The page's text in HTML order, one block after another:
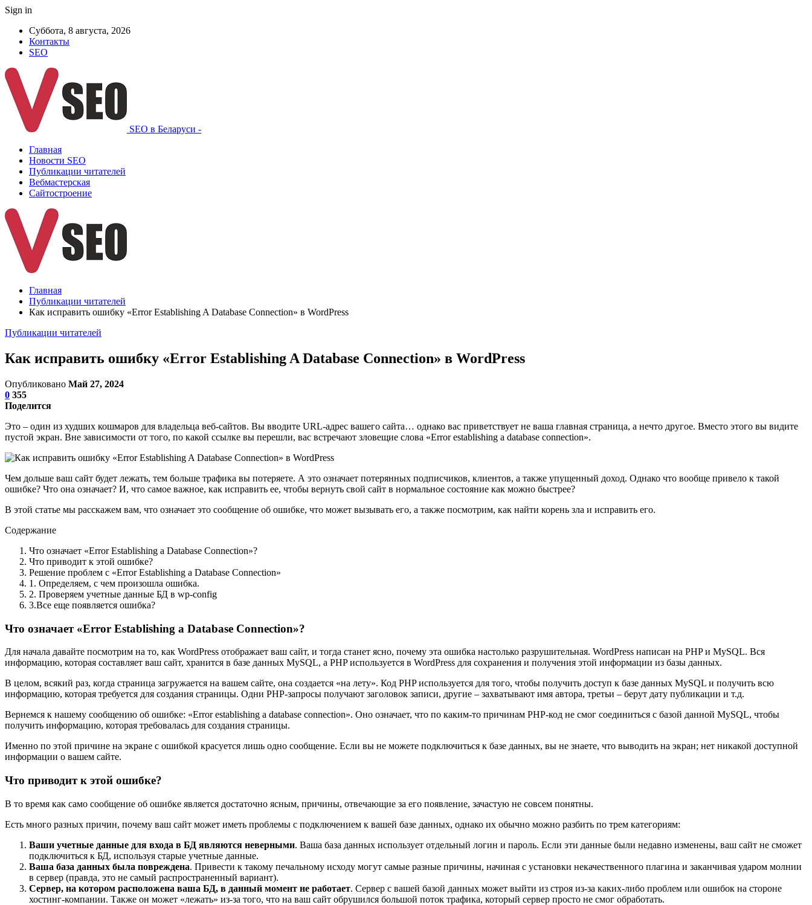
Sign in
Суббота, 8 августа, 2026
Контакты
SEO
SEO в Беларуси -
Главная
Новости SEO
Публикации читателей
Вебмастерская
Сайтостроение
Главная
Публикации читателей
Как исправить ошибку «Error Establishing A Database Connection» в WordPress
Публикации читателей
Как исправить ошибку «Error Establishing A Database Connection» в WordPress
Опубликовано Май 27, 2024
0 355
Поделится
Это – один из худших кошмаров для владельца веб-сайтов. Вы вводите URL-адрес вашего сайта… однако вас приветствует не ваша главная страница, а нечто другое. Вместо этого вы видите
пустой экран. Вне зависимости от того, по какой ссылке вы перешли, вас встречают зловещие слова «Error establishing a database connection».
Чем дольше ваш сайт будет лежать, тем больше трафика вы потеряете. А это означает потерянных подписчиков, клиентов, а также упущенный доход. Однако что вообще привело к такой
ошибке? Что она означает? И, что самое важное, как исправить ее, чтобы вернуть свой сайт в нормальное состояние как можно быстрее?
В этой статье мы расскажем вам, что означает это сообщение об ошибке, что может вызывать его, а также посмотрим, как найти корень зла и исправить его.
Содержание
Что означает «Error Establishing a Database Connection»?
Что приводит к этой ошибке?
Решение проблем с «Error Establishing a Database Connection»
1. Определяем, с чем произошла ошибка.
2. Проверяем учетные данные БД в wp-config
3.Все еще появляется ошибка?
Что означает «Error Establishing a Database Connection»?
Для начала давайте посмотрим на то, как WordPress отображает ваш сайт, и тогда станет ясно, почему эта ошибка настолько разрушительная. WordPress написан на PHP и MySQL. Вся
информацию, которая составляет ваш сайт, хранится в базе данных MySQL, а PHP используется в WordPress для сохранения и получения этой информации из базы данных.
В целом, всякий раз, когда страница загружается на вашем сайте, она создается «на лету». Код PHP используется для того, чтобы получить доступ к базе данных MySQL и получить всю
информацию, которая требуется для создания страницы. Одни PHP-запросы получают заголовок записи, другие – захватывают имя автора, третьи – берут дату публикации и т.д.
Вернемся к нашему сообщению об ошибке: «Error establishing a database connection». Оно означает, что по каким-то причинам PHP-код не смог соединиться с базой данной MySQL, чтобы
получить информацию, которая требовалась для создания страницы.
Именно по этой причине на экране с ошибкой красуется лишь одно сообщение. Если вы не можете подключиться к базе данных, вы не знаете, что выводить на экран; нет никакой доступной
информации о вашем сайте.
Что приводит к этой ошибке?
В то время как само сообщение об ошибке является достаточно ясным, причины, отвечающие за его появление, зачастую не совсем понятны.
Есть много разных причин, почему ваш сайт может иметь проблемы с подключением к вашей базе данных, однако их обычно можно разбить по трем категориям:
Ваши учетные данные для входа в БД являются неверными. Ваша база данных использует отдельный логин и пароль. Если эти данные были недавно изменены, ваш сайт не сможет
подключиться к БД, используя старые учетные данные.
Ваша база данных была повреждена. Привести к такому печальному исходу могут самые разные причины, начиная с установки некачественного плагина и заканчивая ударом молнии
в сервер (правда, это не самый распространенный вариант).
Сервер, на котором расположена ваша БД, в данный момент не работает. Сервер с вашей базой данных может выйти из строя из-за каких-либо проблем или ошибок на стороне
хостинг-компании. Также он может «лежать» из-за того, что на ваш сайт обрушился большой поток трафика, который сервер просто не смог обработать.